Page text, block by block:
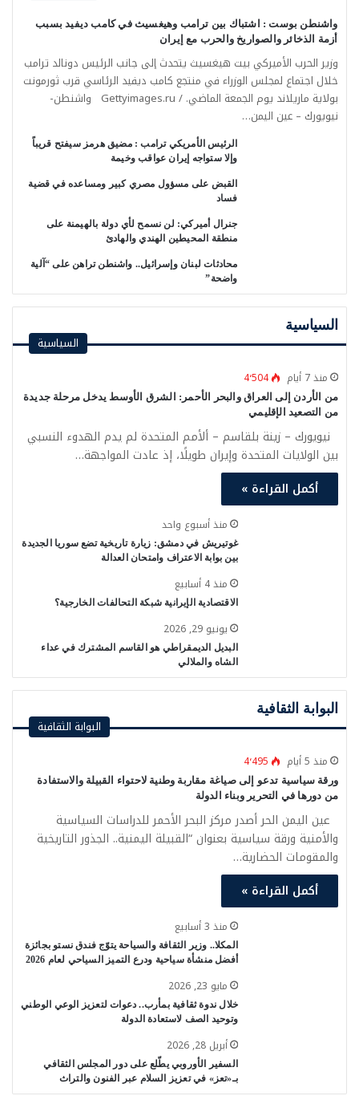
واشنطن بوست : اشتباك بين ترامب وهيغسيث في كامب ديفيد بسبب
أزمة الذخائر والصواريخ والحرب مع إيران
وزير الحرب الأميركي بيت هيغسيث يتحدث إلى جانب الرئيس دونالد ترامب
خلال اجتماع لمجلس الوزراء في منتجع كامب ديفيد الرئاسي قرب ثورمونت
بولاية ماريلاند يوم الجمعة الماضي. / Gettyimages.ru واشنطن-
نيويورك – عين اليمن…
الرئيس الأمريكي ترامب : مضيق هرمز سيفتح قريباً
وإلا ستواجه إيران عواقب وخيمة
القبض على مسؤول مصري كبير ومساعده في قضية
فساد
جنرال أميركي: لن نسمح لأي دولة بالهيمنة على
منطقة المحيطين الهندي والهادئ
محادثات لبنان وإسرائيل.. واشنطن تراهن على “آلية
واضحة”
السياسية
السياسية
منذ 7 أيام 4٬504
من الأردن إلى العراق والبحر الأحمر: الشرق الأوسط يدخل مرحلة جديدة
من التصعيد الإقليمي
نيويورك – زينة بلقاسم – ألأمم المتحدة لم يدم الهدوء النسبي
بين الولايات المتحدة وإيران طويلًا، إذ عادت المواجهة…
أكمل القراءة »
منذ أسبوع واحد
غوتيريش في دمشق: زيارة تاريخية تضع سوريا الجديدة
بين بوابة الاعتراف وامتحان العدالة
منذ 4 أسابيع
الاقتصادية الإيرانية شبكة التحالفات الخارجية؟
يونيو 29, 2026
البديل الديمقراطي هو القاسم المشترك في عداء
الشاه والملالي
البوابة الثقافية
البوابة الثقافية
منذ 5 أيام 4٬495
ورقة سياسية تدعو إلى صياغة مقاربة وطنية لاحتواء القبيلة والاستفادة
من دورها في التحرير وبناء الدولة
عين اليمن الحر أصدر مركز البحر الأحمر للدراسات السياسية
والأمنية ورقة سياسية بعنوان “القبيلة اليمنية.. الجذور التاريخية
والمقومات الحضارية…
أكمل القراءة »
منذ 3 أسابيع
المكلا.. وزير الثقافة والسياحة يتوّج فندق نستو بجائزة
أفضل منشأة سياحية ودرع التميز السياحي لعام 2026
مايو 23, 2026
خلال ندوة ثقافية بمأرب.. دعوات لتعزيز الوعي الوطني
وتوحيد الصف لاستعادة الدولة
أبريل 28, 2026
السفير الأوروبي يطّلع على دور المجلس الثقافي
بـ«تعز» في تعزيز السلام عبر الفنون والتراث